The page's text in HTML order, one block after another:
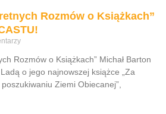
Rozmów o Książkach”
Rozmów o Książkach” Michał Barton
o jego najnowszej książce „Za
Ziemi Obiecanej”,